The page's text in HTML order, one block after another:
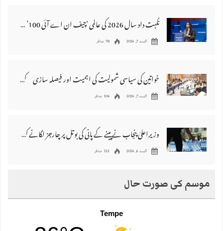
نگہت داد سال 2026 کی عالمی ‘چیف ان اے آئی 100’ فہرست میں شامل
اگست 7, 2026 78 مناظر
خواتین کی سیاسی شمولیت کی اہمیت اور فیصلہ سازی کے عمل میں فعال کردار
اگست 7, 2026 104 مناظر
وزیراعلیٰ پنجاب نے پینے کے پانی کی بوتل پر چارجز لگانے کی تجویز مستر دکر دی
اگست 6, 2026 122 مناظر
موسم کی صورت حال
Tempe